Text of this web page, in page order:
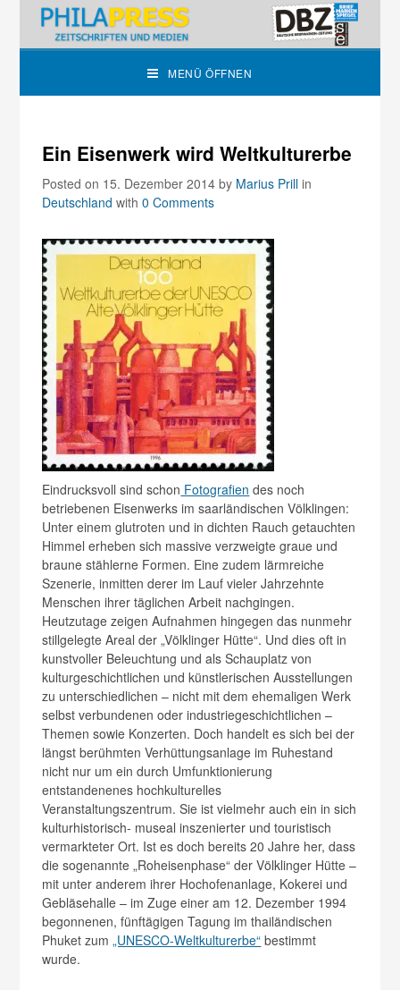
MENÜ ÖFFNEN
Ein Eisenwerk wird Weltkulturerbe
Posted on 15. Dezember 2014by Marius Prill in
Deutschland with0 Comments
Eindrucksvoll sind schon Fotografien des noch
betriebenen Eisenwerks im saarländischen Völklingen:
Unter einem glutroten und in dichten Rauch getauchten
Himmel erheben sich massive verzweigte graue und
braune stählerne Formen. Eine zudem lärmreiche
Szenerie, inmitten derer im Lauf vieler Jahrzehnte
Menschen ihrer täglichen Arbeit nachgingen.
Heutzutage zeigen Aufnahmen hingegen das nunmehr
stillgelegte Areal der „Völklinger Hütte“. Und dies oft in
kunstvoller Beleuchtung und als Schauplatz von
kulturgeschichtlichen und künstlerischen Ausstellungen
zu unterschiedlichen – nicht mit dem ehemaligen Werk
selbst verbundenen oder industriegeschichtlichen –
Themen sowie Konzerten. Doch handelt es sich bei der
längst berühmten Verhüttungsanlage im Ruhestand
nicht nur um ein durch Umfunktionierung
entstandenenes hochkulturelles
Veranstaltungszentrum. Sie ist vielmehr auch ein in sich
kulturhistorisch- museal inszenierter und touristisch
vermarkteter Ort. Ist es doch bereits 20 Jahre her, dass
die sogenannte „Roheisenphase“ der Völklinger Hütte –
mit unter anderem ihrer Hochofenanlage, Kokerei und
Gebläsehalle – im Zuge einer am 12. Dezember 1994
begonnenen, fünftägigen Tagung im thailändischen
Phuket zum„UNESCO-Weltkulturerbe“ bestimmt
wurde.